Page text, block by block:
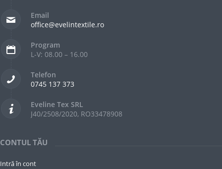
Email
office@evelintextile.ro
Program
L-V: 08.00 – 16.00
Telefon
0745 137 373
Eveline Tex SRL
J40/2508/2020, RO33478908
CONTUL TĂU
Intră în cont